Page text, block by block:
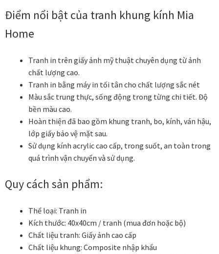
Đóng khung tranh kính cho tranh ảnh, giấy mỹ thuật,
poster, bản vẽ tay
Đóng khung tranh sơn mài
Đóng khung tranh thêu
Giới Thiệu Mia Home
Homepage Test
In tranh treo tường theo yêu cầu
Điểm nổi bật của tranh khung kính Mia
Home
Tranh in trên giấy ảnh mỹ thuật chuyên dụng từ ảnh
chất lượng cao.
Tranh in bằng máy in tối tân cho chất lượng sắc nét
Màu sắc trung thực, sống động trong từng chi tiết. Độ
bền màu cao.
Hoàn thiện đã bao gồm khung tranh, bo, kính, ván hậu,
lớp giấy bảo vệ mặt sau.
Sử dụng kính acrylic cao cấp, trong suốt, an toàn trong
quá trình vận chuyển và sử dụng.
Quy cách sản phẩm:
Thể loại: Tranh in
Kích thước: 40x40cm / tranh (mua đơn hoặc bộ)
Chất liệu tranh: Giấy ảnh cao cấp
Chất liệu khung: Composite nhập khẩu